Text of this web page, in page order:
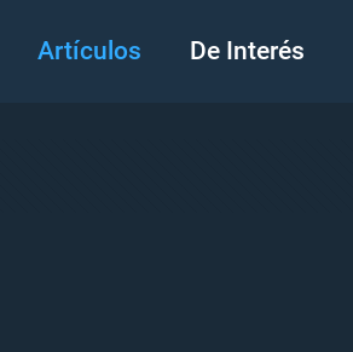
Artículos De Interés